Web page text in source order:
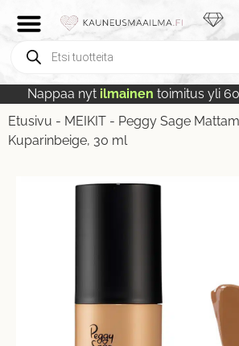
Nappaa nyt ilmainen toimitus yli
Etusivu - MEIKIT - Peggy Sage
Kuparinbeige, 30 ml